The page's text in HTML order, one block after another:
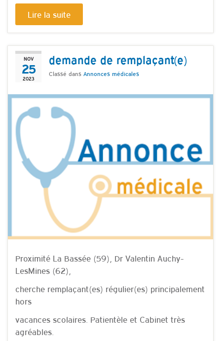
Lire la suite
NOV
25
2023
demande de remplaçant(e)
Classé dans Annonces médicales
Proximité La Bassée (59), Dr Valentin Auchy-
LesMines (62),
cherche remplaçant(es) régulier(es) principalement
hors
vacances scolaires. Patientèle et Cabinet très
agréables.